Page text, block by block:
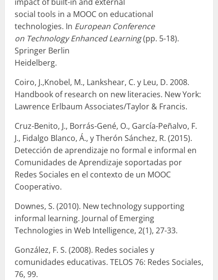
social tools in a MOOC on educational
technologies. In European Conference
on Technology Enhanced Learning(pp. 5-18).
Springer Berlin
Heidelberg.
Coiro, J.,Knobel, M., Lankshear, C. y Leu, D. 2008.
Handbook of research on new literacies. New York:
Lawrence Erlbaum Associates/Taylor & Francis.
Cruz-Benito, J., Borrás-Gené, O., García-Peñalvo, F.
J., Fidalgo Blanco, Á., y Therón Sánchez, R. (2015).
Detección de aprendizaje no formal e informal en
Comunidades de Aprendizaje soportadas por
Redes Sociales en el contexto de un MOOC
Cooperativo.
Downes, S. (2010). New technology supporting
informal learning. Journal of Emerging
Technologies in Web Intelligence, 2(1), 27-33.
González, F. S. (2008). Redes sociales y
comunidades educativas. TELOS 76: Redes Sociales,
76, 99.